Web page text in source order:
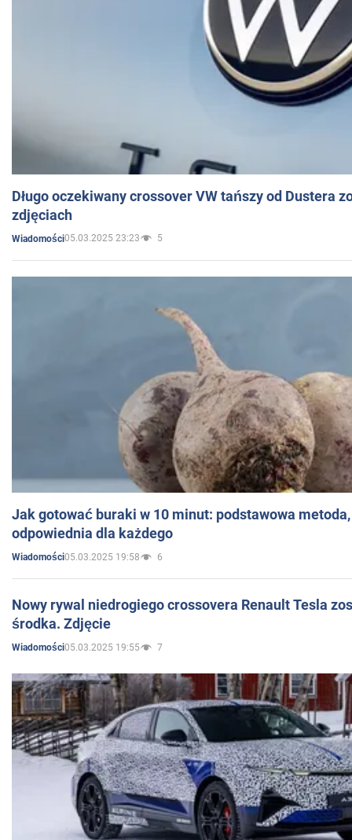
Długo oczekiwany crossover VW tańszy od Dustera
zdjęciach
Wiadomości05.03.2025 23:23 5
Jak gotować buraki w 10 minut: podstawowa
odpowiednia dla każdego
Wiadomości05.03.2025 19:58 6
Nowy rywal niedrogiego crossovera Renault Tesla
środka. Zdjęcie
Wiadomości05.03.2025 19:55 7